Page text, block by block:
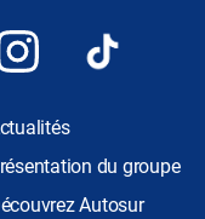
du groupe
Autosur